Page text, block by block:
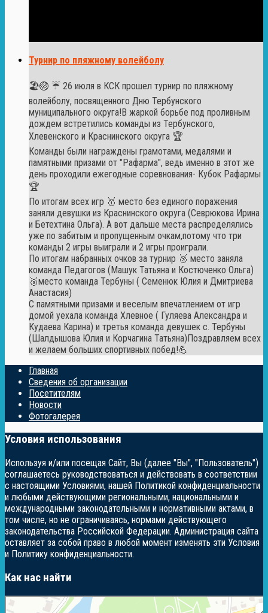
Турнир по пляжному волейболу
🏖🏐 ☔️ 26 июля в КСК прошел турнир по пляжному
волейболу, посвященного Дню Тербунского
муниципального округа!В жаркой борьбе под проливным
дождем встретились команды из Тербунского,
Хлевенского и Краснинского округа 🏆
Команды были награждены грамотами, медалями и
памятными призами от "Рафарма", ведь именно в этот же
день проходили ежегодные соревнования- Кубок Рафармы
🏆
По итогам всех игр 🥇 место без единого поражения
заняли девушки из Краснинского округа (Севрюкова Ирина
и Бетехтина Ольга). А вот дальше места распределялись
уже по забитым и пропущенным очкам,потому что три
команды 2 игры выиграли и 2 игры проиграли.
По итогам набранных очков за турнир 🥈 место заняла
команда Педагогов (Машук Татьяна и Костюченко Ольга)
🥉место команда Тербуны ( Семенюк Юлия и Дмитриева
Анастасия)
С памятными призами и веселым впечатлением от игр
домой уехала команда Хлевное ( Гуляева Александра и
Кудаева Карина) и третья команда девушек с. Тербуны
(Шалдышова Юлия и Корчагина Татьяна)Поздравляем всех
и желаем больших спортивных побед!💪
Главная
Сведения об организации
Посетителям
Новости
Фотогалерея
Условия использования
Используя и/или посещая Сайт, Вы (далее "Вы", "Пользователь")
соглашаетесь руководствоваться и действовать в соответствии
с настоящими Условиями, нашей Политикой конфиденциальности
и любыми действующими региональными, национальными и
международными законодательными и нормативными актами, в
том числе, но не ограничиваясь, нормами действующего
законодательства Российской Федерации. Администрация сайта
оставляет за собой право в любой момент изменять эти Условия
и Политику конфиденциальности.
Как нас найти
Яндекс Карты
Яндекс Карты — транспорт, навигация, поиск мест